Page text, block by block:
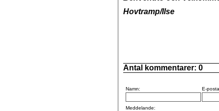
Hovtramp/Ilse
Antal kommentarer: 0
Namn: E-
Meddelande: